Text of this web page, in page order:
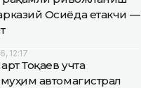
Осиёда етакчи —
12:17
Тоқаев учта
муҳим автомагистрал